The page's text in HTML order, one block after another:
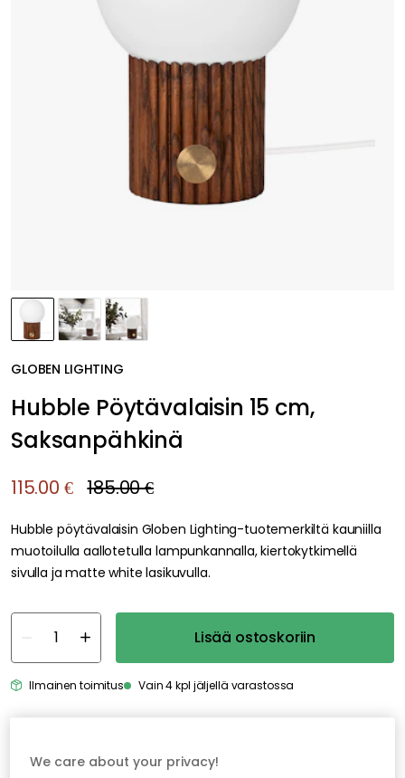
GLOBEN LIGHTING
Hubble Pöytävalaisin 15 cm,
Saksanpähkinä
115.00 € 185.00 €
Hubble pöytävalaisin Globen Lighting-tuotemerkiltä kauniilla
muotoilulla aallotetulla lampunkannalla, kiertokytkimellä
sivulla ja matte white lasikuvulla.
Lisää ostoskoriin
Ilmainen toimitus Vain 4 kpl jäljellä varastossa
EDGEFORM
We care about your privacy!